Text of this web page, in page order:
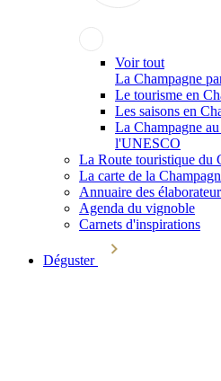
Voir tout
La Champagne
Le tourisme en
Les saisons en
La Champagne
l'UNESCO
La Route touristique du
La carte de la
Annuaire des
Agenda du vignoble
Carnets d'inspirations
Déguster